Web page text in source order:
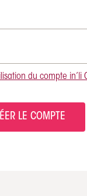
du compte in’li
LE COMPTE